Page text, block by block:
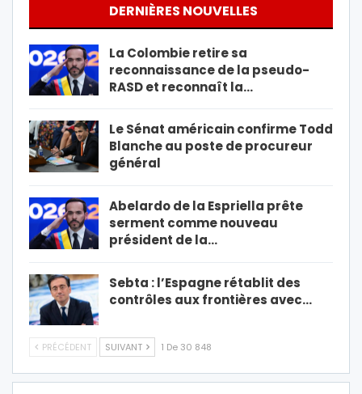
DERNIÈRES NOUVELLES
La Colombie retire sa
reconnaissance de la pseudo-
RASD et reconnaît la…
Le Sénat américain confirme Todd
Blanche au poste de procureur
général
Abelardo de la Espriella prête
serment comme nouveau
président de la…
Sebta : l’Espagne rétablit des
contrôles aux frontières avec…
PRÉCÉDENT SUIVANT 1 De 30 848